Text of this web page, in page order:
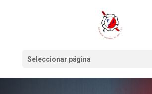
Seleccionar página